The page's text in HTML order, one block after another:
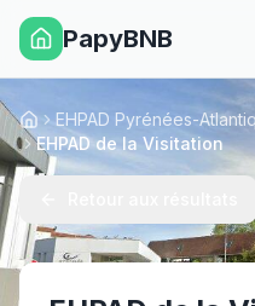
PapyBNB
AccueilEHPAD Pyrénées-
EHPAD de la Visitation